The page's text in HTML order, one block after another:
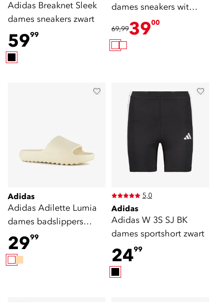
Adidas Breaknet Sleek
dames sneakers zwart
5999
dames sneakers wit
zilver
69,993900
Adidas
Adidas Adilette Lumia
dames badslippers
creme
2999
5,0
Adidas
Adidas W 3S SJ BK
dames sportshort zwart
2499